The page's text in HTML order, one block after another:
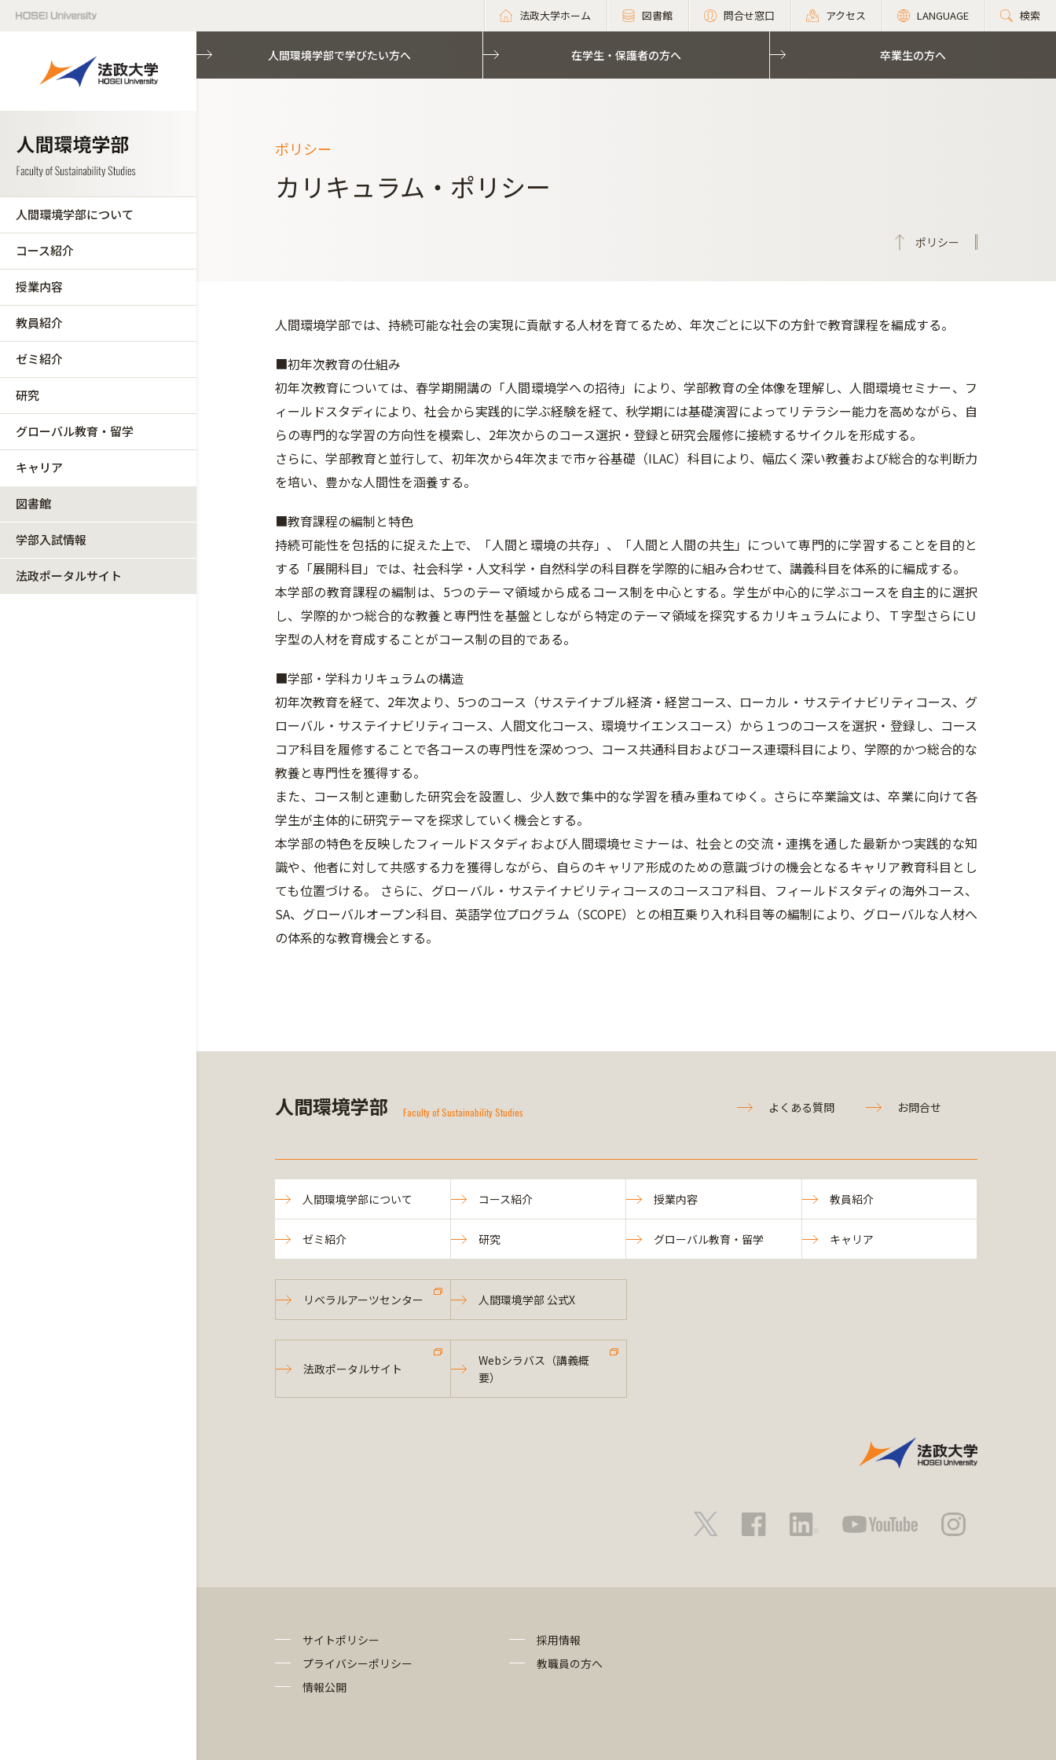
法政大学ホーム 図書館 問合せ窓口 アクセス LANGUAGE 検索
人間環境学部について
コース紹介
授業内容
教員紹介
ゼミ紹介
研究
グローバル教育・留学
キャリア
図書館
学部入試情報
法政ポータルサイト
人間環境学部で学びたい方へ 在学生・保護者の方へ 卒業生の方へ
ポリシー
カリキュラム・ポリシー
ポリシー
人間環境学部では、持続可能な社会の実現に貢献する人材を育てるため、年次ごとに以下の方針で教育課程を編成する。
■初年次教育の仕組み
初年次教育については、春学期開講の「人間環境学への招待」により、学部教育の全体像を理解し、人間環境セミナー、フ
ィールドスタディにより、社会から実践的に学ぶ経験を経て、秋学期には基礎演習によってリテラシー能力を高めながら、自
らの専門的な学習の方向性を模索し、2年次からのコース選択・登録と研究会履修に接続するサイクルを形成する。
さらに、学部教育と並行して、初年次から4年次まで市ヶ谷基礎（ILAC）科目により、幅広く深い教養および総合的な判断力
を培い、豊かな人間性を涵養する。
■教育課程の編制と特色
持続可能性を包括的に捉えた上で、「人間と環境の共存」、「人間と人間の共生」について専門的に学習することを目的と
する「展開科目」では、社会科学・人文科学・自然科学の科目群を学際的に組み合わせて、講義科目を体系的に編成する。
本学部の教育課程の編制は、5つのテーマ領域から成るコース制を中心とする。学生が中心的に学ぶコースを自主的に選択
し、学際的かつ総合的な教養と専門性を基盤としながら特定のテーマ領域を探究するカリキュラムにより、Ｔ字型さらにＵ
字型の人材を育成することがコース制の目的である。
■学部・学科カリキュラムの構造
初年次教育を経て、2年次より、5つのコース（サステイナブル経済・経営コース、ローカル・サステイナビリティコース、グ
ローバル・サステイナビリティコース、人間文化コース、環境サイエンスコース）から１つのコースを選択・登録し、コース
コア科目を履修することで各コースの専門性を深めつつ、コース共通科目およびコース連環科目により、学際的かつ総合的な
教養と専門性を獲得する。
また、コース制と連動した研究会を設置し、少人数で集中的な学習を積み重ねてゆく。さらに卒業論文は、卒業に向けて各
学生が主体的に研究テーマを探求していく機会とする。
本学部の特色を反映したフィールドスタディおよび人間環境セミナーは、社会との交流・連携を通した最新かつ実践的な知
識や、他者に対して共感する力を獲得しながら、自らのキャリア形成のための意識づけの機会となるキャリア教育科目とし
ても位置づける。 さらに、グローバル・サステイナビリティコースのコースコア科目、フィールドスタディの海外コース、
SA、グローバルオープン科目、英語学位プログラム（SCOPE）との相互乗り入れ科目等の編制により、グローバルな人材へ
の体系的な教育機会とする。
人間環境学部 Faculty of Sustainability Studies よくある質問 お問合せ
人間環境学部について コース紹介 授業内容 教員紹介
ゼミ紹介 研究 グローバル教育・留学 キャリア
リベラルアーツセンター 人間環境学部 公式X
法政ポータルサイト
Webシラバス（講義概
要）
サイトポリシー
プライバシーポリシー
情報公開
採用情報
教職員の方へ